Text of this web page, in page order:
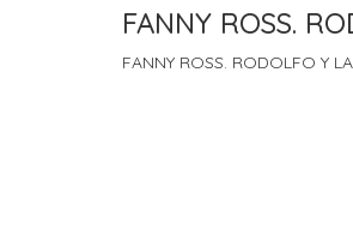
FANNY ROSS.
FANNY ROSS. RODOLFO Y